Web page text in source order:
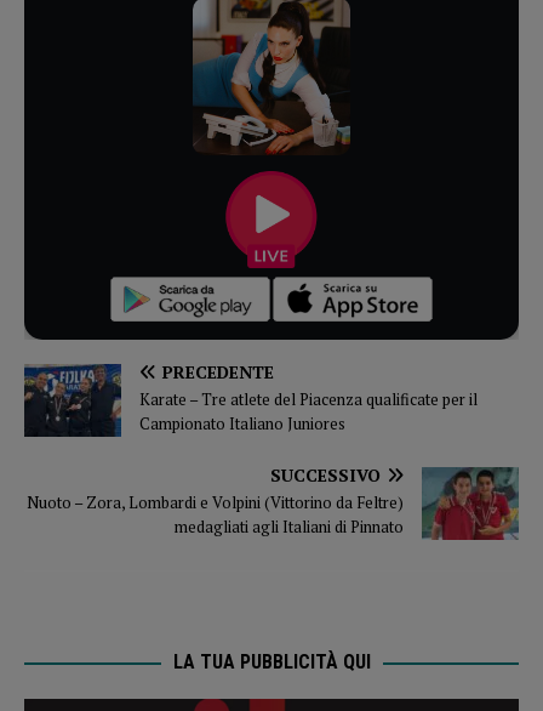
PRECEDENTE
Karate – Tre atlete del Piacenza qualificate per il
Campionato Italiano Juniores
SUCCESSIVO
Nuoto – Zora, Lombardi e Volpini (Vittorino da Feltre)
medagliati agli Italiani di Pinnato
LA TUA PUBBLICITÀ QUI